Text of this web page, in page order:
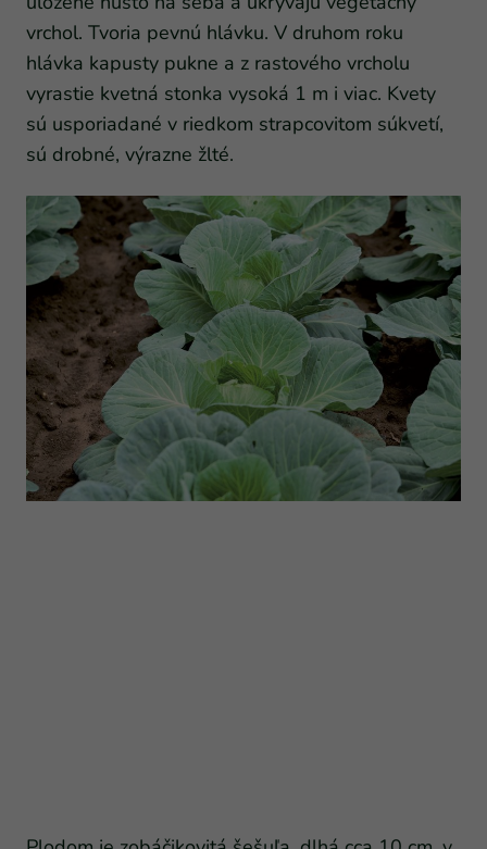
vrchol. Tvoria pevnú hlávku. V druhom roku
hlávka kapusty pukne a z rastového vrcholu
vyrastie kvetná stonka vysoká 1 m i viac. Kvety
sú usporiadané v riedkom strapcovitom súkvetí,
sú drobné, výrazne žlté.